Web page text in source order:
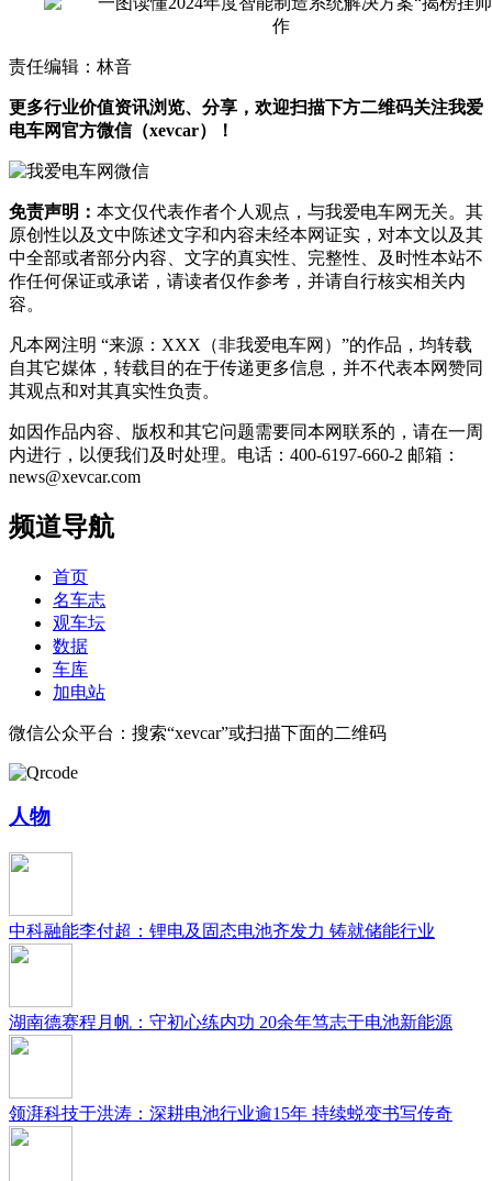
责任编辑：林音
更多行业价值资讯浏览、分享，欢迎扫描下方二维码关注我爱
电车网官方微信（xevcar）！
免责声明： 本文仅代表作者个人观点，与我爱电车网无关。其
原创性以及文中陈述文字和内容未经本网证实，对本文以及其
中全部或者部分内容、文字的真实性、完整性、及时性本站不
作任何保证或承诺，请读者仅作参考，并请自行核实相关内
容。
凡本网注明 “来源：XXX（非我爱电车网）”的作品，均转载
自其它媒体，转载目的在于传递更多信息，并不代表本网赞同
其观点和对其真实性负责。
如因作品内容、版权和其它问题需要同本网联系的，请在一周
内进行，以便我们及时处理。电话：400-6197-660-2 邮箱：
news@xevcar.com
频道导航
首页
名车志
观车坛
数据
车库
加电站
微信公众平台：搜索“xevcar”或扫描下面的二维码
人物
中科融能李付超：锂电及固态电池齐发力 铸就储能行业
湖南德赛程月帆：守初心练内功 20余年笃志于电池新能源
领湃科技于洪涛：深耕电池行业逾15年 持续蜕变书写传奇